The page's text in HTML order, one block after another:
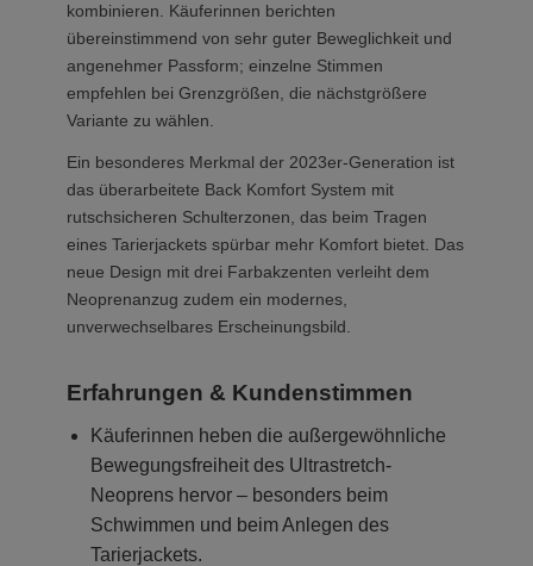
kombinieren. Käuferinnen berichten
übereinstimmend von sehr guter Beweglichkeit und
angenehmer Passform; einzelne Stimmen
empfehlen bei Grenzgrößen, die nächstgrößere
Variante zu wählen.
Ein besonderes Merkmal der 2023er-Generation ist
das überarbeitete Back Komfort System mit
rutschsicheren Schulterzonen, das beim Tragen
eines Tarierjackets spürbar mehr Komfort bietet. Das
neue Design mit drei Farbakzenten verleiht dem
Neoprenanzug zudem ein modernes,
unverwechselbares Erscheinungsbild.
Erfahrungen & Kundenstimmen
Käuferinnen heben die außergewöhnliche
Bewegungsfreiheit des Ultrastretch-
Neoprens hervor – besonders beim
Schwimmen und beim Anlegen des
Tarierjackets.